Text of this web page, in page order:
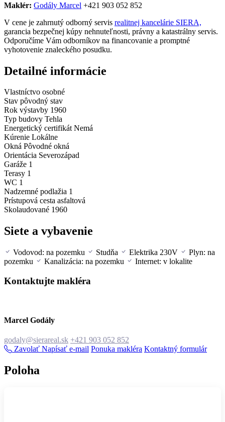
Maklér: Godály Marcel +421 903 052 852
V cene je zahrnutý odborný servis realitnej kancelárie SIERA,
garancia bezpečnej kúpy nehnuteľnosti, právny a katastrálny servis.
Odporučíme Vám odborníkov na financovanie a promptné
vyhotovenie znaleckého posudku.
Detailné informácie
Vlastníctvo osobné
Stav pôvodný stav
Rok výstavby 1960
Typ budovy Tehla
Energetický certifikát Nemá
Kúrenie Lokálne
Okná Pôvodné okná
Orientácia Severozápad
Garáže 1
Terasy 1
WC 1
Nadzemné podlažia 1
Prístupová cesta asfaltová
Skolaudované 1960
Siete a vybavenie
Vodovod: na pozemku Studňa Elektrika 230V
Plyn: na
pozemku
Kanalizácia: na pozemku Internet: v lokalite
Kontaktujte makléra
Marcel Godály
godaly@sierareal.sk +421 903 052 852
Zavolať Napísať e-mail Ponuka makléra Kontaktný formulár
Poloha